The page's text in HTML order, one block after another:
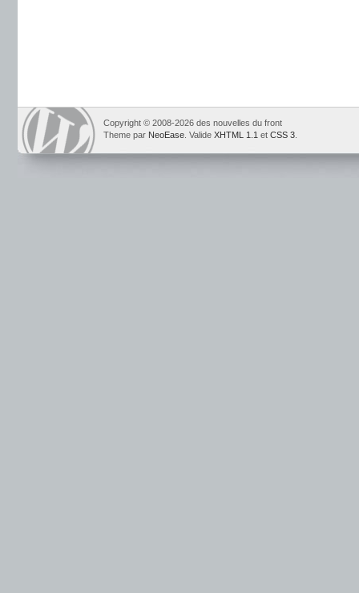
Copyright © 2008-2026 des nouvelles du front
Theme par NeoEase . Valide XHTML 1.1 et CSS 3